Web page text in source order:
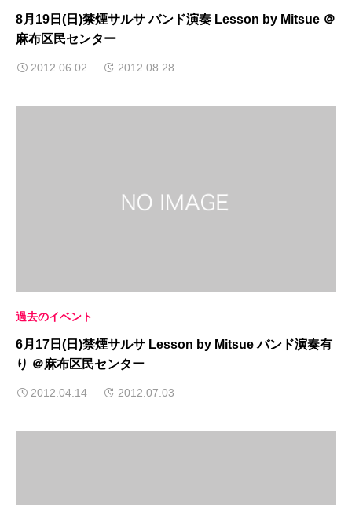
8月19日(日)禁煙サルサ バンド演奏 Lesson by Mitsue ＠
麻布区民センター
2012.06.02 2012.08.28
過去のイベント
6月17日(日)禁煙サルサ Lesson by Mitsue バンド演奏有
り ＠麻布区民センター
2012.04.14 2012.07.03